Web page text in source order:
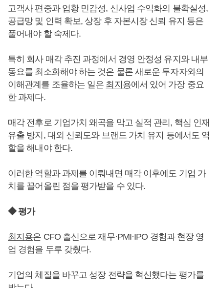
고객사 편중과 업황 민감성, 신사업 수익화의 불확실성,
공급망 및 인력 확보, 상장 후 자본시장 신뢰 유지 등은
풀어내야 할 숙제다.
특히 회사 매각 추진 과정에서 경영 안정성 유지와 내부
동요를 최소화해야 하는 것은 물론 새로운 투자자와의
이해관계를 조율하는 일은 최지용에서 있어 가장 중요
한 과제다.
매각 전후로 기업가치 왜곡을 막고 실적 관리, 핵심 인재
유출 방지, 대외 신뢰도와 브랜드 가치 유지 등에서도 역
할을 해내야 한다.
이러한 역할과 과제를 이뤄내면 매각 이후에도 기업 가
치를 끌어올린 점을 평가받을 수 있다.
◆ 평가
최지용은 CFO 출신으로 재무·PMI·IPO 경험과 현장 영
업 경험을 두루 갖췄다.
기업의 체질을 바꾸고 성장 전략을 혁신했다는 평가를